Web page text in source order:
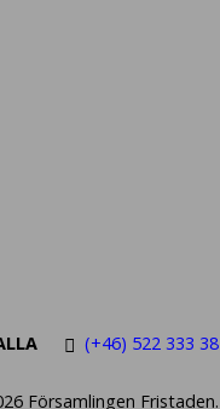
(+46) 522 333 38
Församlingen Fristaden.